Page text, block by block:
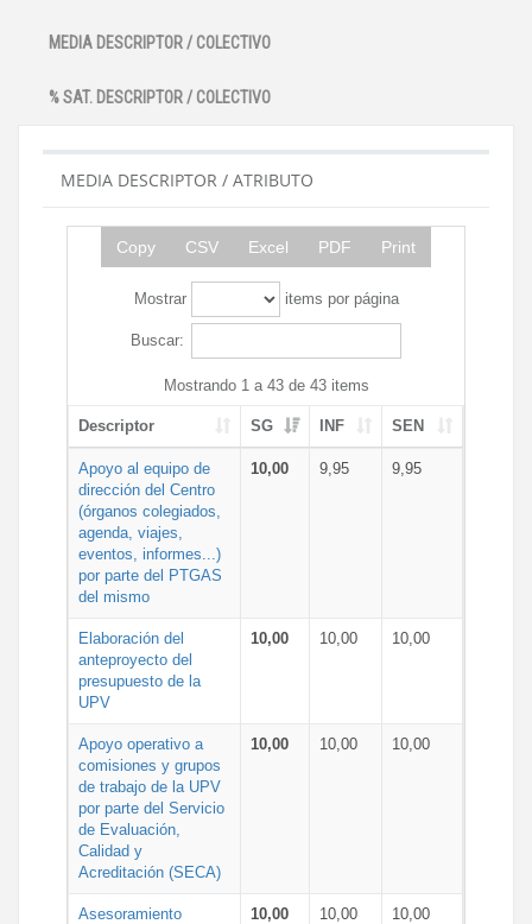
MEDIA DESCRIPTOR / COLECTIVO
% SAT. DESCRIPTOR / COLECTIVO
MEDIA DESCRIPTOR / ATRIBUTO
Copy CSV Excel PDF Print
Mostrar items por página
Buscar:
Mostrando 1 a 43 de 43 items
Descriptor SG INF SEN
Apoyo al equipo de
dirección del Centro
(órganos colegiados,
agenda, viajes,
eventos, informes...)
por parte del PTGAS
del mismo
10,00 9,95 9,95
Elaboración del
anteproyecto del
presupuesto de la
UPV
10,00 10,00 10,00
Apoyo operativo a
comisiones y grupos
de trabajo de la UPV
por parte del Servicio
de Evaluación,
Calidad y
Acreditación (SECA)
10,00 10,00 10,00
Asesoramiento
10,00 10,00 10,00